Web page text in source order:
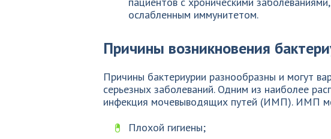
ослабленным иммунитетом.
Причины возникновения
Причины бактериурии разнообразны и могут
серьезных заболеваний. Одним из наиболее
инфекция мочевыводящих путей (ИМП). ИМП
Плохой гигиены;